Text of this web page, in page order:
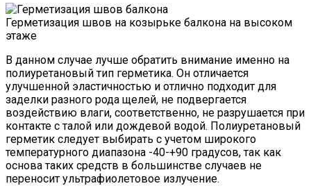
Герметизация швов на козырьке балкона на высоком
этаже
В данном случае лучше обратить внимание именно на
полиуретановый тип герметика. Он отличается
улучшенной эластичностью и отлично подходит для
заделки разного рода щелей, не подвергается
воздействию влаги, соответственно, не разрушается при
контакте с талой или дождевой водой. Полиуретановый
герметик следует выбирать с учетом широкого
температурного диапазона -40-+90 градусов, так как
основа таких средств в большинстве случаев не
переносит ультрафиолетовое излучение.